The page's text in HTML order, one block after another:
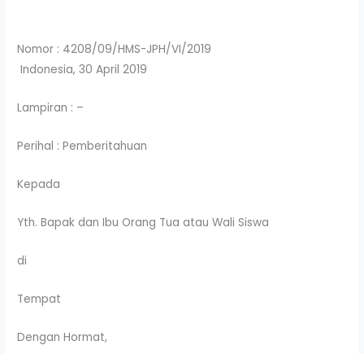
Nomor : 4208/09/HMS-JPH/VI/2019
Indonesia, 30 April 2019
Lampiran : –
Perihal : Pemberitahuan
Kepada
Yth. Bapak dan Ibu Orang Tua atau Wali Siswa
di
Tempat
Dengan Hormat,